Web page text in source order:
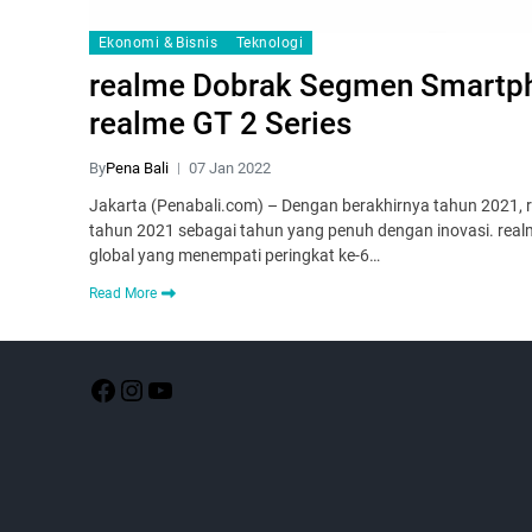
Ekonomi & Bisnis Teknologi
realme Dobrak Segmen
realme GT 2 Series
ByPena Bali 07 Jan 2022
Jakarta (Penabali.com) – Dengan berakhirnya tahun
tahun 2021 sebagai tahun yang penuh dengan inovasi.
global yang menempati peringkat ke-6…
Read More